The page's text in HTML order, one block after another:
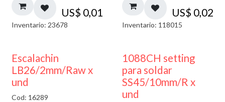
US$ 0,01
Inventario: 23678
US$ 0,02
Inventario: 118015
Escalachin
LB26/2mm/Raw x
und
Cod: 16289
1088CH setting
para soldar
SS45/10mm/R x
und